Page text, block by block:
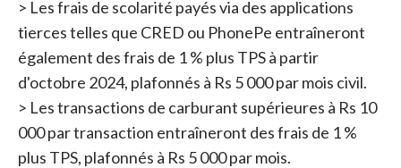
> Les frais de scolarité payés via des applications
tierces telles que CRED ou PhonePe entraîneront
également des frais de 1 % plus TPS à partir
d'octobre 2024, plafonnés à Rs 5 000 par mois civil.
> Les transactions de carburant supérieures à Rs 10
000 par transaction entraîneront des frais de 1 %
plus TPS, plafonnés à Rs 5 000 par mois.